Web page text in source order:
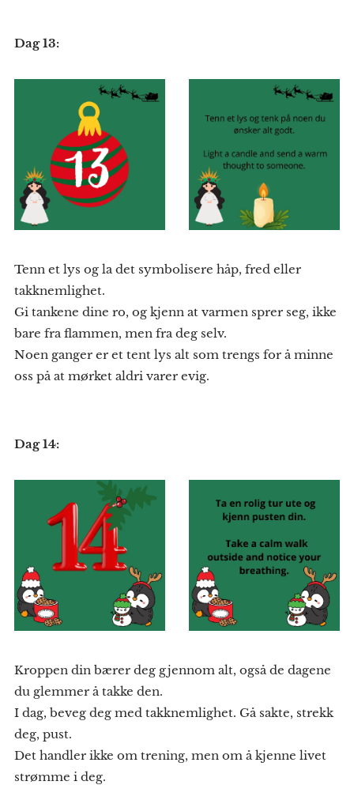
Dag 13:
Tenn et lys og la det symbolisere håp, fred eller
takknemlighet.
Gi tankene dine ro, og kjenn at varmen sprer seg, ikke
bare fra flammen, men fra deg selv.
Noen ganger er et tent lys alt som trengs for å minne
oss på at mørket aldri varer evig.
Dag 14:
Kroppen din bærer deg gjennom alt, også de dagene
du glemmer å takke den.
I dag, beveg deg med takknemlighet. Gå sakte, strekk
deg, pust.
Det handler ikke om trening, men om å kjenne livet
strømme i deg.